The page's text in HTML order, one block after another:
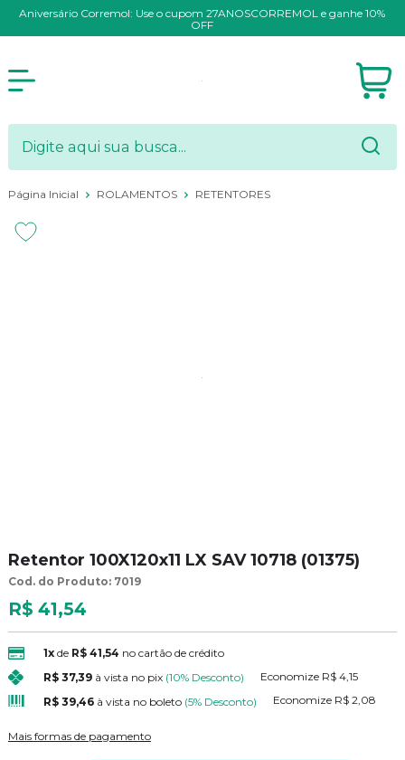
Aniversário Corremol: Use o cupom 27ANOSCORREMOL e ganhe 10%
OFF
Página Inicial ROLAMENTOS RETENTORES
Retentor 100X120x11 LX SAV 10718 (01375)
Cod. do Produto: 7019
R$ 41,54
1xde R$ 41,54 no cartão de crédito
R$ 37,39 à vista no pix (10% Desconto) Economize R$ 4,15
R$ 39,46 à vista no boleto (5% Desconto) Economize R$ 2,08
Mais formas de pagamento